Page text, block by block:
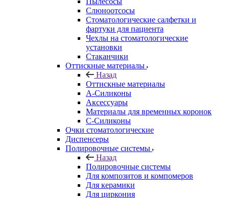
Слюноотсосы
Стоматологические салфетки и
фартуки для пациента
Чехлы на стоматологические
установки
Стаканчики
Оттискные материалы
Назад
Оттискные материалы
А-Силиконы
Аксессуары
Материалы для временных коронок
С-Силиконы
Очки стоматологические
Диспенсеры
Полировочные системы
Назад
Полировочные системы
Для композитов и компомеров
Для керамики
Для циркония